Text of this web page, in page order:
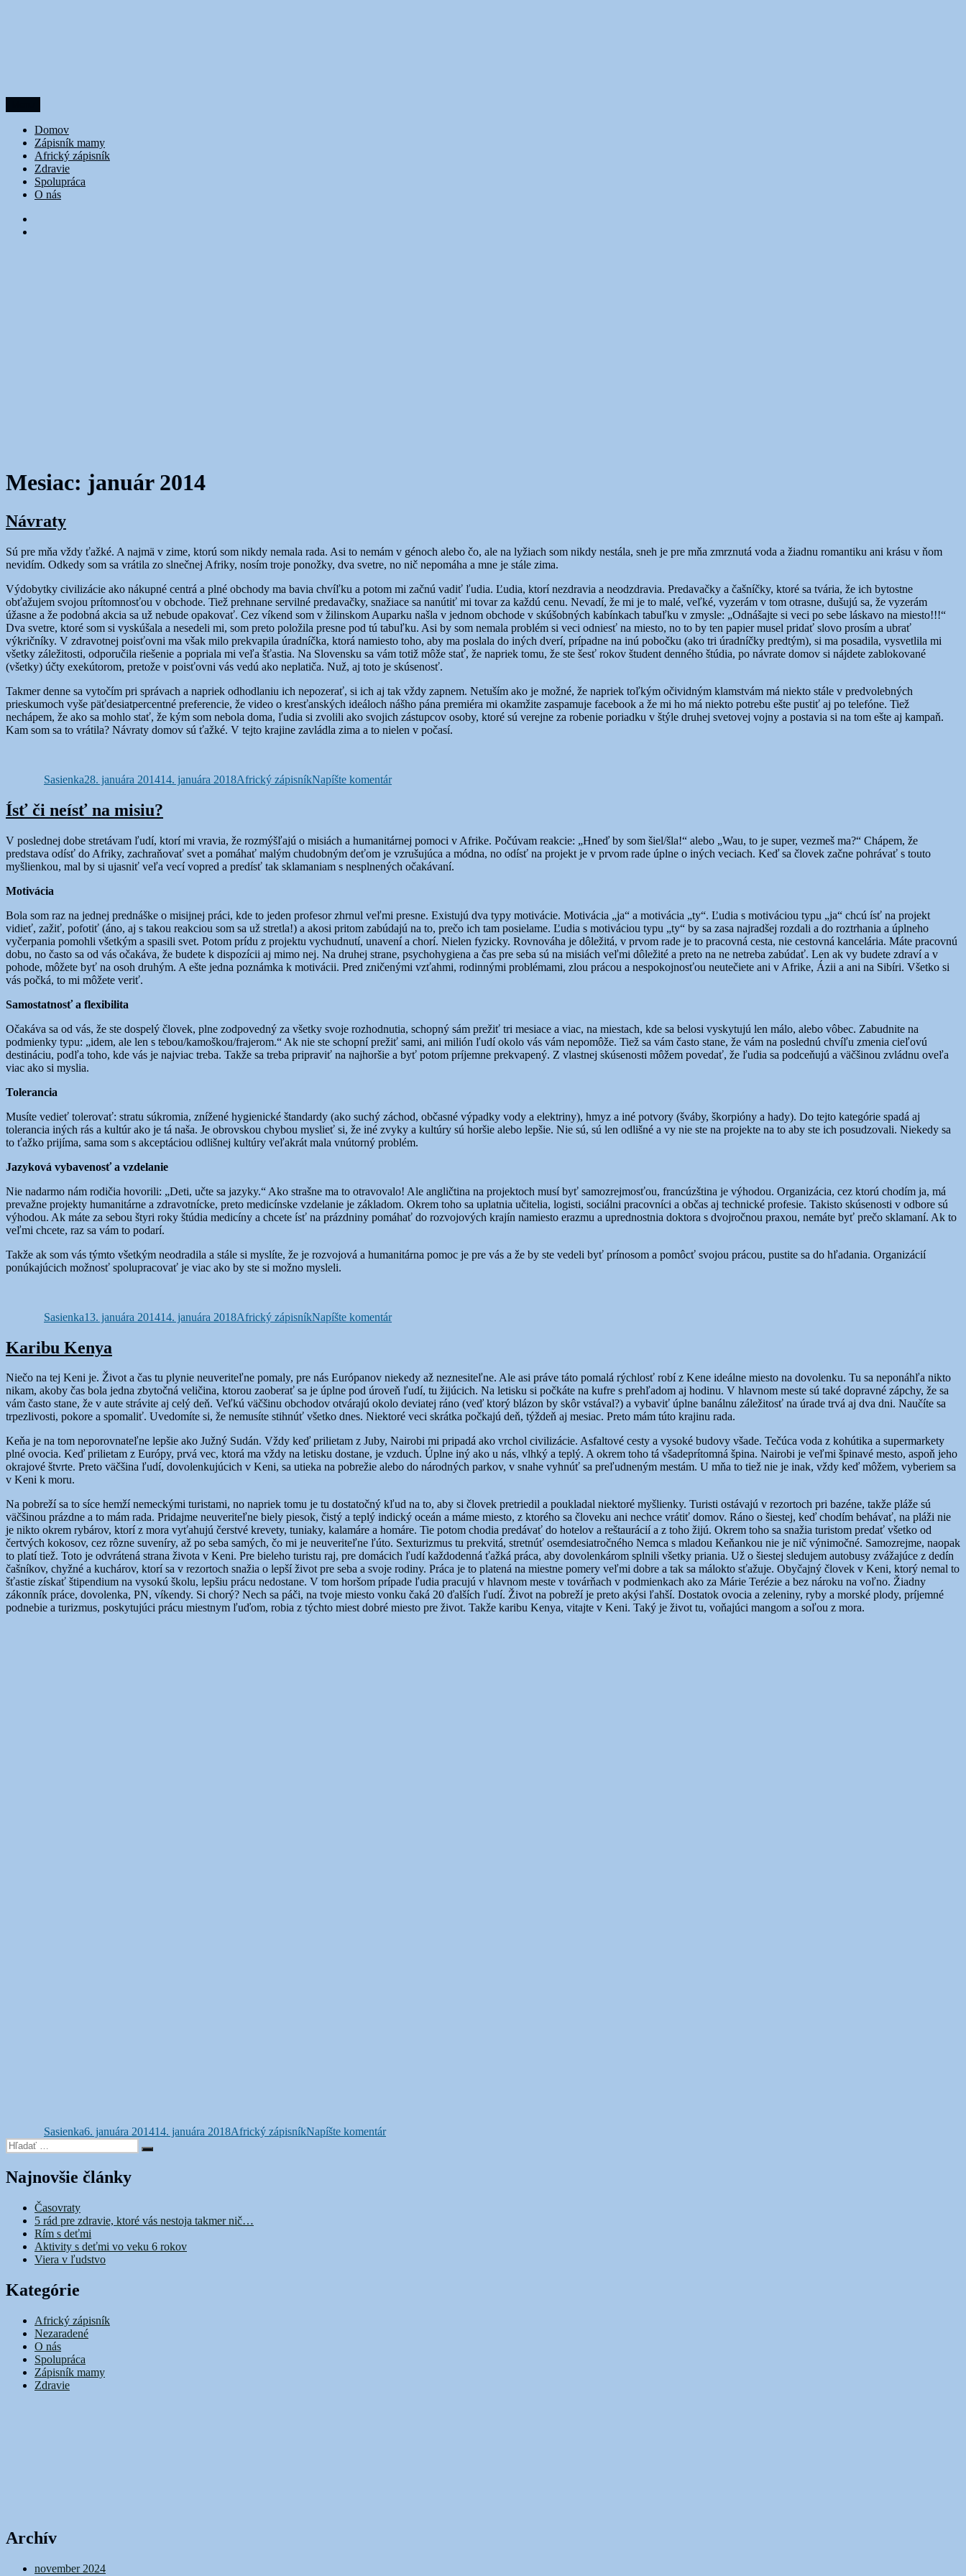
DoubleTrouble
Domov
Zápisník mamy
Africký zápisník
Zdravie
Spolupráca
O nás
Mesiac: január 2014
Návraty
Sú pre mňa vždy ťažké. A najmä v zime, ktorú som nikdy nemala rada. Asi to nemám v génoch alebo čo, ale na lyžiach som nikdy nestála, sneh je pre mňa zmrznutá voda a žiadnu romantiku ani krásu v ňom
nevidím. Odkedy som sa vrátila zo slnečnej Afriky, nosím troje ponožky, dva svetre, no nič nepomáha a mne je stále zima.
Výdobytky civilizácie ako nákupné centrá a plné obchody ma bavia chvíľku a potom mi začnú vadiť ľudia. Ľudia, ktorí nezdravia a neodzdravia. Predavačky a čašníčky, ktoré sa tvária, že ich bytostne
obťažujem svojou prítomnosťou v obchode. Tiež prehnane servilné predavačky, snažiace sa nanútiť mi tovar za každú cenu. Nevadí, že mi je to malé, veľké, vyzerám v tom otrasne, dušujú sa, že vyzerám
úžasne a že podobná akcia sa už nebude opakovať. Cez víkend som v žilinskom Auparku našla v jednom obchode v skúšobných kabínkach tabuľku v zmysle: „Odnášajte si veci po sebe láskavo na miesto!!!“
Dva svetre, ktoré som si vyskúšala a nesedeli mi, som preto položila presne pod tú tabuľku. Asi by som nemala problém si veci odniesť na miesto, no to by ten papier musel pridať slovo prosím a ubrať
výkričníky. V zdravotnej poisťovni ma však milo prekvapila úradníčka, ktorá namiesto toho, aby ma poslala do iných dverí, prípadne na inú pobočku (ako tri úradníčky predtým), si ma posadila, vysvetlila mi
všetky záležitosti, odporučila riešenie a popriala mi veľa šťastia. Na Slovensku sa vám totiž môže stať, že napriek tomu, že ste šesť rokov študent denného štúdia, po návrate domov si nájdete zablokované
(všetky) účty exekútorom, pretože v poisťovni vás vedú ako neplatiča. Nuž, aj toto je skúsenosť.
Takmer denne sa vytočím pri správach a napriek odhodlaniu ich nepozerať, si ich aj tak vždy zapnem. Netuším ako je možné, že napriek toľkým očividným klamstvám má niekto stále v predvolebných
prieskumoch vyše päťdesiatpercentné preferencie, že video o kresťanských ideáloch nášho pána premiéra mi okamžite zaspamuje facebook a že mi ho má niekto potrebu ešte pustiť aj po telefóne. Tiež
nechápem, že ako sa mohlo stať, že kým som nebola doma, ľudia si zvolili ako svojich zástupcov osoby, ktoré sú verejne za robenie poriadku v štýle druhej svetovej vojny a postavia si na tom ešte aj kampaň.
Kam som sa to vrátila? Návraty domov sú ťažké. V tejto krajine zavládla zima a to nielen v počasí.
Sasienka28. januára 201414. januára 2018Africký zápisníkNapíšte komentár
Ísť či neísť na misiu?
V poslednej dobe stretávam ľudí, ktorí mi vravia, že rozmýšľajú o misiách a humanitárnej pomoci v Afrike. Počúvam reakcie: „Hneď by som šiel/šla!“ alebo „Wau, to je super, vezmeš ma?“ Chápem, že
predstava odísť do Afriky, zachraňovať svet a pomáhať malým chudobným deťom je vzrušujúca a módna, no odísť na projekt je v prvom rade úplne o iných veciach. Keď sa človek začne pohrávať s touto
myšlienkou, mal by si ujasniť veľa vecí vopred a predísť tak sklamaniam s nesplnených očakávaní.
Motivácia
Bola som raz na jednej prednáške o misijnej práci, kde to jeden profesor zhrnul veľmi presne. Existujú dva typy motivácie. Motivácia „ja“ a motivácia „ty“. Ľudia s motiváciou typu „ja“ chcú ísť na projekt
vidieť, zažiť, pofotiť (áno, aj s takou reakciou som sa už stretla!) a akosi pritom zabúdajú na to, prečo ich tam posielame. Ľudia s motiváciou typu „ty“ by sa zasa najradšej rozdali a do roztrhania a úplneho
vyčerpania pomohli všetkým a spasili svet. Potom prídu z projektu vychudnutí, unavení a chorí. Nielen fyzicky. Rovnováha je dôležitá, v prvom rade je to pracovná cesta, nie cestovná kancelária. Máte pracovnú
dobu, no často sa od vás očakáva, že budete k dispozícii aj mimo nej. Na druhej strane, psychohygiena a čas pre seba sú na misiách veľmi dôležité a preto na ne netreba zabúdať. Len ak vy budete zdraví a v
pohode, môžete byť na osoh druhým. A ešte jedna poznámka k motivácii. Pred zničenými vzťahmi, rodinnými problémami, zlou prácou a nespokojnosťou neutečiete ani v Afrike, Ázii a ani na Sibíri. Všetko si
vás počká, to mi môžete veriť.
Samostatnosť a flexibilita
Očakáva sa od vás, že ste dospelý človek, plne zodpovedný za všetky svoje rozhodnutia, schopný sám prežiť tri mesiace a viac, na miestach, kde sa belosi vyskytujú len málo, alebo vôbec. Zabudnite na
podmienky typu: „idem, ale len s tebou/kamoškou/frajerom.“ Ak nie ste schopní prežiť sami, ani milión ľudí okolo vás vám nepomôže. Tiež sa vám často stane, že vám na poslednú chvíľu zmenia cieľovú
destináciu, podľa toho, kde vás je najviac treba. Takže sa treba pripraviť na najhoršie a byť potom príjemne prekvapený. Z vlastnej skúsenosti môžem povedať, že ľudia sa podceňujú a väčšinou zvládnu oveľa
viac ako si myslia.
Tolerancia
Musíte vedieť tolerovať: stratu súkromia, znížené hygienické štandardy (ako suchý záchod, občasné výpadky vody a elektriny), hmyz a iné potvory (šváby, škorpióny a hady). Do tejto kategórie spadá aj
tolerancia iných rás a kultúr ako je tá naša. Je obrovskou chybou myslieť si, že iné zvyky a kultúry sú horšie alebo lepšie. Nie sú, sú len odlišné a vy nie ste na projekte na to aby ste ich posudzovali. Niekedy sa
to ťažko prijíma, sama som s akceptáciou odlišnej kultúry veľakrát mala vnútorný problém.
Jazyková vybavenosť a vzdelanie
Nie nadarmo nám rodičia hovorili: „Deti, učte sa jazyky.“ Ako strašne ma to otravovalo! Ale angličtina na projektoch musí byť samozrejmosťou, francúzština je výhodou. Organizácia, cez ktorú chodím ja, má
prevažne projekty humanitárne a zdravotnícke, preto medicínske vzdelanie je základom. Okrem toho sa uplatnia učitelia, logisti, sociálni pracovníci a občas aj technické profesie. Takisto skúsenosti v odbore sú
výhodou. Ak máte za sebou štyri roky štúdia medicíny a chcete ísť na prázdniny pomáhať do rozvojových krajín namiesto erazmu a uprednostnia doktora s dvojročnou praxou, nemáte byť prečo sklamaní. Ak to
veľmi chcete, raz sa vám to podarí.
Takže ak som vás týmto všetkým neodradila a stále si myslíte, že je rozvojová a humanitárna pomoc je pre vás a že by ste vedeli byť prínosom a pomôcť svojou prácou, pustite sa do hľadania. Organizácií
ponúkajúcich možnosť spolupracovať je viac ako by ste si možno mysleli.
Sasienka13. januára 201414. januára 2018Africký zápisníkNapíšte komentárči
Karibu Kenya
Niečo na tej Keni je. Život a čas tu plynie neuveriteľne pomaly, pre nás Európanov niekedy až neznesiteľne. Ale asi práve táto pomalá rýchlosť robí z Kene ideálne miesto na dovolenku. Tu sa neponáhľa nikto
nikam, akoby čas bola jedna zbytočná veličina, ktorou zaoberať sa je úplne pod úroveň ľudí, tu žijúcich. Na letisku si počkáte na kufre s prehľadom aj hodinu. V hlavnom meste sú také dopravné zápchy, že sa
vám často stane, že v aute strávite aj celý deň. Veľkú väčšinu obchodov otvárajú okolo deviatej ráno (veď ktorý blázon by skôr vstával?) a vybaviť úplne banálnu záležitosť na úrade trvá aj dva dni. Naučíte sa
trpezlivosti, pokore a spomaliť. Uvedomíte si, že nemusíte stihnúť všetko dnes. Niektoré veci skrátka počkajú deň, týždeň aj mesiac. Preto mám túto krajinu rada.
Keňa je na tom neporovnateľne lepšie ako Južný Sudán. Vždy keď prilietam z Juby, Nairobi mi pripadá ako vrchol civilizácie. Asfaltové cesty a vysoké budovy všade. Tečúca voda z kohútika a supermarkety
plné ovocia. Keď prilietam z Európy, prvá vec, ktorá ma vždy na letisku dostane, je vzduch. Úplne iný ako u nás, vlhký a teplý. A okrem toho tá všadeprítomná špina. Nairobi je veľmi špinavé mesto, aspoň jeho
okrajové štvrte. Preto väčšina ľudí, dovolenkujúcich v Keni, sa utieka na pobrežie alebo do národných parkov, v snahe vyhnúť sa preľudneným mestám. U mňa to tiež nie je inak, vždy keď môžem, vyberiem sa
v Keni k moru.
Na pobreží sa to síce hemží nemeckými turistami, no napriek tomu je tu dostatočný kľud na to, aby si človek pretriedil a poukladal niektoré myšlienky. Turisti ostávajú v rezortoch pri bazéne, takže pláže sú
väčšinou prázdne a to mám rada. Pridajme neuveriteľne biely piesok, čistý a teplý indický oceán a máme miesto, z ktorého sa človeku ani nechce vrátiť domov. Ráno o šiestej, keď chodím behávať, na pláži nie
je nikto okrem rybárov, ktorí z mora vyťahujú čerstvé krevety, tuniaky, kalamáre a homáre. Tie potom chodia predávať do hotelov a reštaurácií a z toho žijú. Okrem toho sa snažia turistom predať všetko od
čertvých kokosov, cez rôzne suveníry, až po seba samých, čo mi je neuveriteľne ľúto. Sexturizmus tu prekvitá, stretnúť osemdesiatročného Nemca s mladou Keňankou nie je nič výnimočné. Samozrejme, naopak
to platí tiež. Toto je odvrátená strana života v Keni. Pre bieleho turistu raj, pre domácich ľudí každodenná ťažká práca, aby dovolenkárom splnili všetky priania. Už o šiestej sledujem autobusy zvážajúce z dedín
čašníkov, chyžné a kuchárov, ktorí sa v rezortoch snažia o lepší život pre seba a svoje rodiny. Práca je to platená na miestne pomery veľmi dobre a tak sa málokto sťažuje. Obyčajný človek v Keni, ktorý nemal to
šťastie získať štipendium na vysokú školu, lepšiu prácu nedostane. V tom horšom prípade ľudia pracujú v hlavnom meste v továrňach v podmienkach ako za Márie Terézie a bez nároku na voľno. Žiadny
zákonník práce, dovolenka, PN, víkendy. Si chorý? Nech sa páči, na tvoje miesto vonku čaká 20 ďalších ľudí. Život na pobreží je preto akýsi ľahší. Dostatok ovocia a zeleniny, ryby a morské plody, príjemné
podnebie a turizmus, poskytujúci prácu miestnym ľuďom, robia z týchto miest dobré miesto pre život. Takže karibu Kenya, vitajte v Keni. Taký je život tu, voňajúci mangom a soľou z mora.
Sasienka6. januára 201414. januára 2018Africký zápisníkNapíšte komentárKenya
Hľadať:
Vyhľadávanie
Najnovšie články
Časovraty
5 rád pre zdravie, ktoré vás nestoja takmer nič…
Rím s deťmi
Aktivity s deťmi vo veku 6 rokov
Viera v ľudstvo
Kategórie
Africký zápisník
Nezaradené
O nás
Spolupráca
Zápisník mamy
Zdravie
Archív
november 2024